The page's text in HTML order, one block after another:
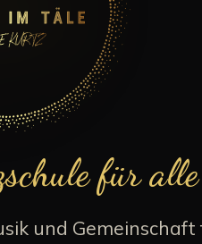
für
und